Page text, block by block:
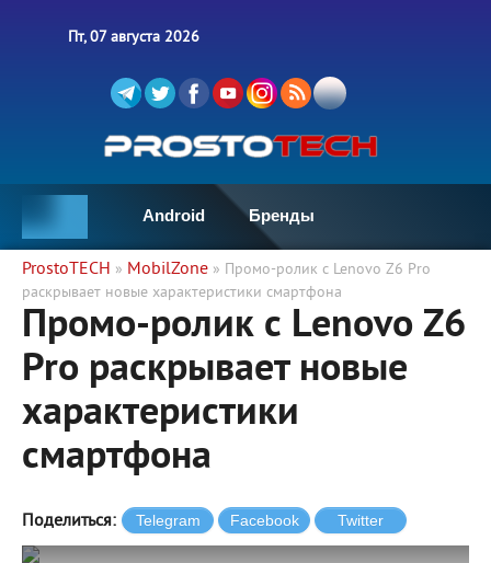
Пт, 07 августа 2026
Android Бренды
ProstoTECH » MobilZone » Промо-ролик с Lenovo Z6 Pro
раскрывает новые характеристики смартфона
Промо-ролик с Lenovo Z6
Pro раскрывает новые
характеристики
смартфона
Поделиться: